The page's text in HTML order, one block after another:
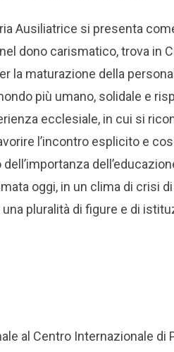
Ausiliatrice si presenta
dono carismatico, trova in
la maturazione della
più umano, solidale e
ecclesiale, in cui si
l’incontro esplicito e
oggi, in un clima di crisi
pluralità di figure e di
al Centro Internazionale di